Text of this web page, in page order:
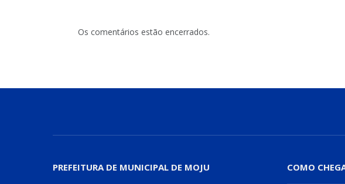
Os comentários estão encerrados.
PREFEITURA DE MUNICIPAL DE MOJU
COMO